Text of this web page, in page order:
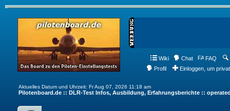
Wiki Chat FAQ
Profil
Einloggen, um
Aktuelles Datum und Uhrzeit: Fr Aug 07, 2026 11:18 am
Pilotenboard.de :: DLR-Test Infos, Ausbildung, Erfahrungsberichte ::